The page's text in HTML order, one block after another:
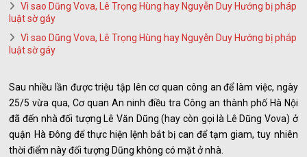
Vì sao Dũng Vova, Lê Trọng Hùng hay Nguyễn Duy Hướng bị pháp
luật sờ gáy
Vì sao Dũng Vova, Lê Trọng Hùng hay Nguyễn Duy Hướng bị pháp
luật sờ gáy
Sau nhiều lần được triệu tập lên cơ quan công an để làm việc, ngày
25/5 vừa qua, Cơ quan An ninh điều tra Công an thành phố Hà Nội
đã đến nhà đối tượng Lê Văn Dũng (hay còn gọi là Lê Dũng Vova) ở
quận Hà Đông để thực hiện lệnh bắt bị can để tạm giam, tuy nhiên
thời điểm này đối tượng Dũng không có mặt ở nhà.